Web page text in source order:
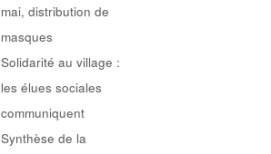
mai, distribution de
masques
Solidarité au village :
les élues sociales
communiquent
Synthèse de la